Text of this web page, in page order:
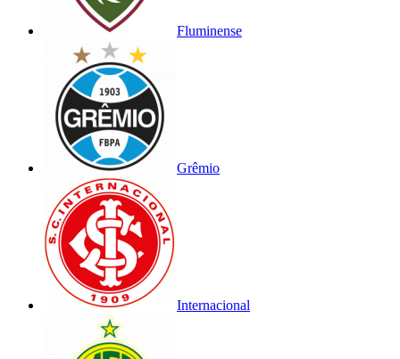
Fluminense
Grêmio
Internacional